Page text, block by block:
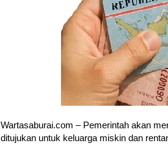
Wartasaburai.com – Pemerintah akan
ditujukan untuk keluarga miskin dan